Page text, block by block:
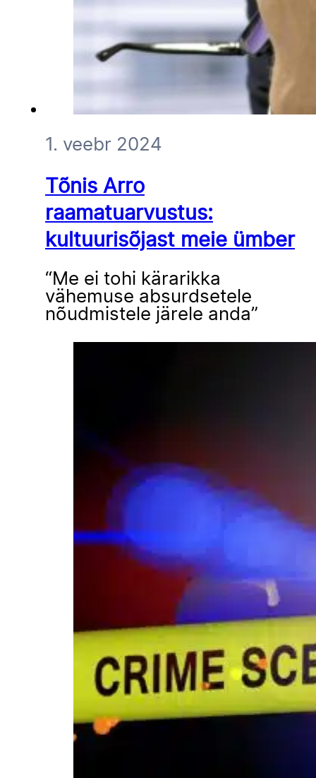
1. veebr 2024
Tõnis Arro
raamatuarvustus:
kultuurisõjast meie ümber
“Me ei tohi kärarikka
vähemuse absurdsetele
nõudmistele järele anda”